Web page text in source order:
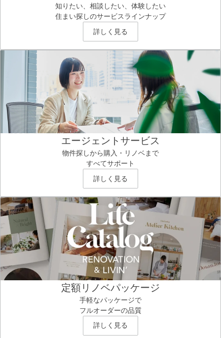
知りたい、相談したい、体験したい
住まい探しのサービスラインナップ
詳しく見る
エージェントサービス
物件探しから購入・リノベまで
すべてサポート
詳しく見る
定額リノベパッケージ
手軽なパッケージで
フルオーダーの品質
詳しく見る